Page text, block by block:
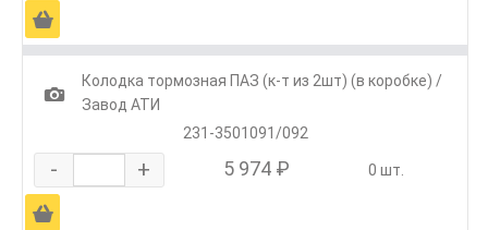
Ä
1
Колодка тормозная ПАЗ (к-т из 2шт) (в коробке) /
Завод АТИ
231-3501091/092
- + 5 974 ₽ 0 шт.
Ä